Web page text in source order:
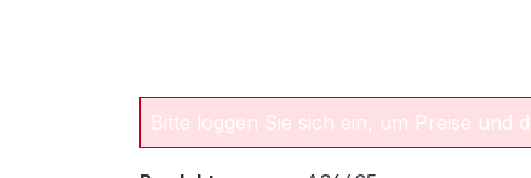
Bitte loggen Sie sich ein, um Preise und